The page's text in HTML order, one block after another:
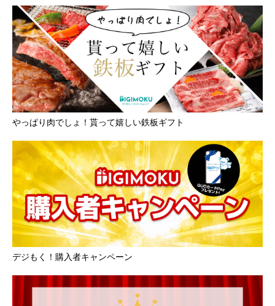
やっぱり肉でしょ！貰って嬉しい鉄板ギフト
デジもく！購入者キャンペーン